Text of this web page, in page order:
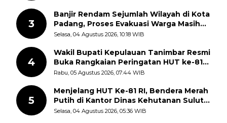
3
Banjir Rendam Sejumlah Wilayah di Kota
Padang, Proses Evakuasi Warga Masih
Berlangsung
Selasa, 04 Agustus 2026, 10:18 WIB
4
Wakil Bupati Kepulauan Tanimbar Resmi
Buka Rangkaian Peringatan HUT ke-81
Kemerdekaan RI, ASN Diajak Perkuat
Rabu, 05 Agustus 2026, 07:44 WIB
5
Menjelang HUT Ke-81 RI, Bendera Merah
Putih di Kantor Dinas Kehutanan Sulut
Disorot Warga
Selasa, 04 Agustus 2026, 05:36 WIB